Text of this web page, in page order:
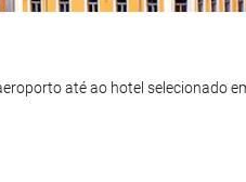
até ao hotel selecionado
Rovaniemi. Chegada e transfer do